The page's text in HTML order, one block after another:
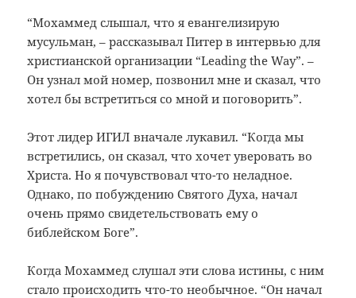
“Мохаммед слышал, что я евангелизирую
мусульман, – рассказывал Питер в интервью для
христианской организации “Leading the Way”. –
Он узнал мой номер, позвонил мне и сказал, что
хотел бы встретиться со мной и поговорить”.
Этот лидер ИГИЛ вначале лукавил. “Когда мы
встретились, он сказал, что хочет уверовать во
Христа. Но я почувствовал что-то неладное.
Однако, по побуждению Святого Духа, начал
очень прямо свидетельствовать ему о
библейском Боге”.
Когда Мохаммед слушал эти слова истины, с ним
стало происходить что-то необычное. “Он начал